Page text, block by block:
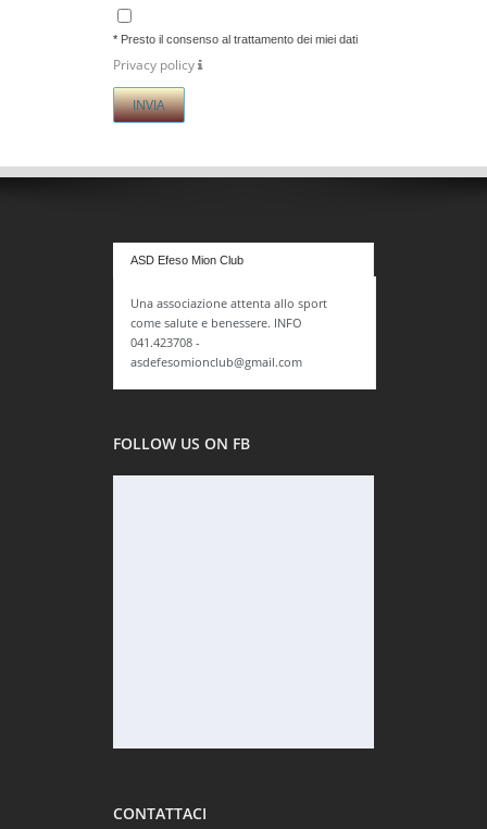
* Presto il consenso al trattamento dei miei dati
Privacy policy
ASD Efeso Mion Club
Una associazione attenta allo sport
come salute e benessere. INFO
041.423708 -
asdefesomionclub@gmail.com
FOLLOW US ON FB
CONTATTACI